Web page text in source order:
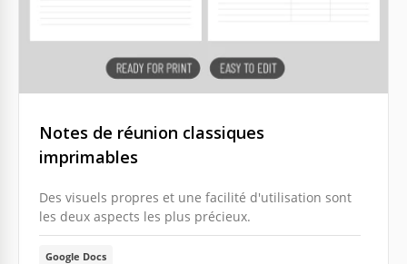
Notes de réunion classiques
imprimables
Des visuels propres et une facilité d'utilisation sont
les deux aspects les plus précieux.
Google Docs